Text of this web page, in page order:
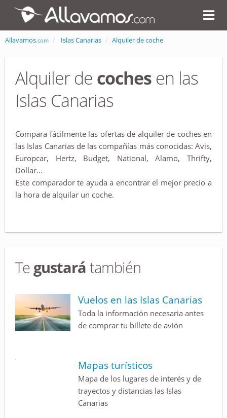
Allavamos.com Islas Canarias Alquiler de coche
Alquiler de coches en las
Islas Canarias
Compara fácilmente las ofertas de alquiler de coches en
las Islas Canarias de las compañías más conocidas: Avis,
Europcar, Hertz, Budget, National, Alamo, Thrifty,
Dollar...
Este comparador te ayuda a encontrar el mejor precio a
la hora de alquilar un coche.
Te gustará también
Vuelos en las Islas Canarias
Toda la información necesaria antes
de comprar tu billete de avión
Mapas turísticos
Mapa de los lugares de interés y de
trayectos y distancias las Islas
Canarias